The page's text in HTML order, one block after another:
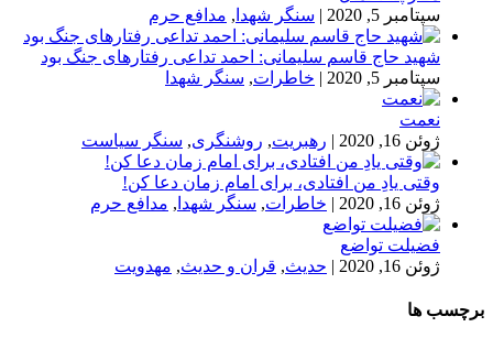
سپتامبر 5, 2020
| سنگر شهدا , مدافع حرم
شهید حاج قاسم سلیمانی: احمد تداعی رفتارهای جنگ بود
سپتامبر 5, 2020
| خاطرات, سنگر شهدا
نعمت
ژوئن 16, 2020
| رهبریت, روشنگری, سنگر سیاست
وقتی یادِ من افتادی، برای امام زمان دعا کن!
ژوئن 16, 2020
| خاطرات, سنگر شهدا , مدافع حرم
فضیلت تواضع
ژوئن 16, 2020
| حدیث, قران و حدیث, مهدویت
برچسب ها